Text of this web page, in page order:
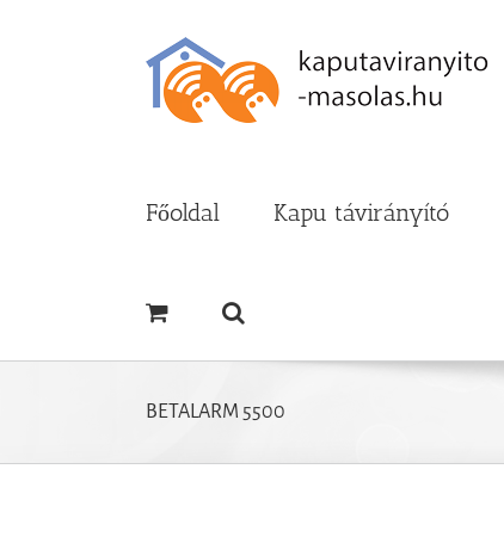
Főoldal Kapu távirányító
BETALARM 5500